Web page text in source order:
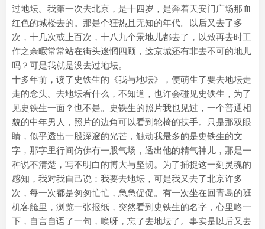
过地坛。我第一次去北京，是十四岁，是奔着天安门广场那血
红色的城楼去的。那是个狂热且无知的年代。以后又去了多
次，十几次或上百次，十八九个景地儿都去了，以致再去时工
作之余暇常常站在街头迷惘四顾，这京城还有非去不可的地儿
吗？可是我就是没去过地坛。
十多年前，读了史铁生的《我与地坛》，便萌生了要去地坛走
走的念头。去地坛看什么，不知道，也许会碰见史铁生，为了
见史铁生一面？也不是。史铁生的照片我也见过，一个普通相
貌的中年男人，照片的边角可以看到轮椅的扶手。只是那双眼
睛，似乎透出一股深邃的光芒，触动我最多的是史铁生的文
字，那字里行间仿佛有一股气场，透出他的精气神儿，那是一
种说不清楚，写不明白的博大与坚韧。为了捕捉这一刻灵魂的
感知，我对我自己说：我要去地坛，可是我又去了北京许多
次，每一次都是匆匆忙忙，急急促促。有一次坐在回青岛的班
机客舱里，浏览一张报纸，突然看到史铁生的名字，心里咯一
下，自言自语了一句，唉呀，忘了去地坛了。事实是以后又去